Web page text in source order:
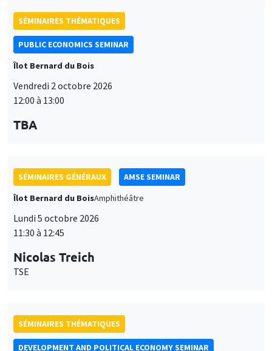
SÉMINAIRES THÉMATIQUES
PUBLIC ECONOMICS SEMINAR
Îlot Bernard du Bois
Vendredi 2 octobre 2026
12:00 à 13:00
TBA
SÉMINAIRES GÉNÉRAUX
AMSE SEMINAR
Îlot Bernard du BoisAmphithéâtre
Lundi 5 octobre 2026
11:30 à 12:45
Nicolas Treich
TSE
SÉMINAIRES THÉMATIQUES
DEVELOPMENT AND POLITICAL ECONOMY SEMINAR